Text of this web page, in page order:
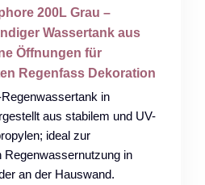
200L Grau –
Wassertank aus
Öffnungen für
Regenfass Dekoration
in
aus stabilem und UV-
ideal zur
Regenwassernutzung in
an der Hauswand.